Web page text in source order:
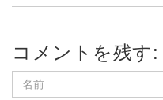
コメントを残す: